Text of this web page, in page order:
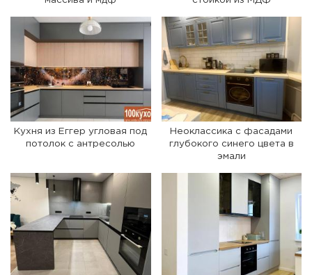
Кухня из Еггер угловая под
потолок с антресолью
Неоклассика с фасадами
глубокого синего цвета в
эмали